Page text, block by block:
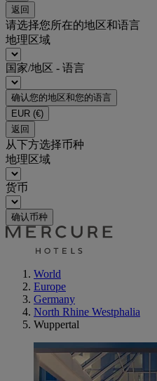
返回
请选择您所在的地区和语言
地理区域
国家/地区 - 语言
确认您的地区和您的语言
EUR (€)
返回
从下方选择币种
地理区域
货币
确认币种
World
Europe
Germany
North Rhine Westphalia
Wuppertal